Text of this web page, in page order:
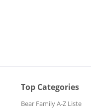
Top Categories
Bear Family A-Z Liste